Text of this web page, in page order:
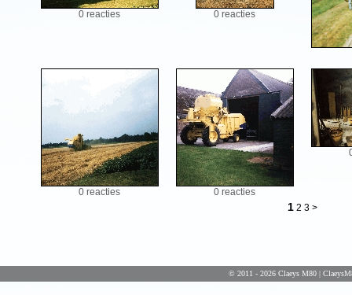
0 reacties 0 reacties
0 reacties 0 reacties
1 2 3 >
© 2011 - 2026 Claeys M80 |